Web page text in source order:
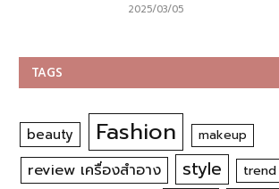
2025/03/05
TAGS
beauty Fashion makeup
review เครื่องสำอาง style trend